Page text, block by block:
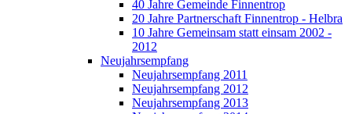
40 Jahre Gemeinde Finnentrop
20 Jahre Partnerschaft Finnentrop - Helbra
10 Jahre Gemeinsam statt einsam 2002 -
2012
Neujahrsempfang
Neujahrsempfang 2011
Neujahrsempfang 2012
Neujahrsempfang 2013